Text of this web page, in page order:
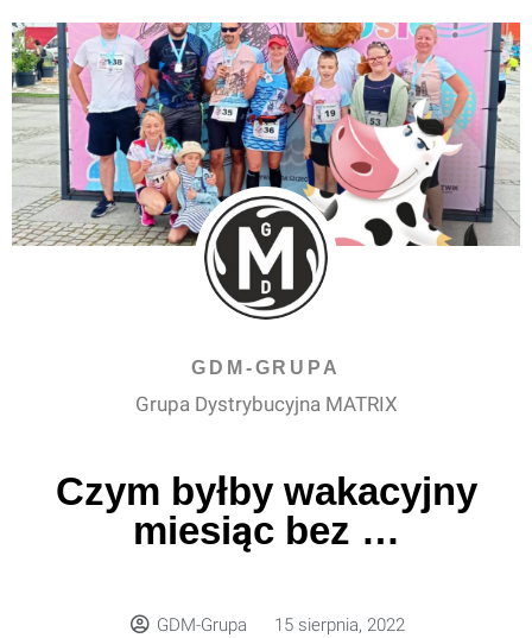
GDM-GRUPA
Grupa Dystrybucyjna MATRIX
Czym byłby wakacyjny
miesiąc bez …
GDM-Grupa 15 sierpnia, 2022